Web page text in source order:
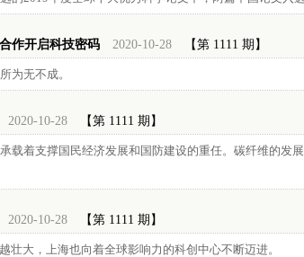
作开启科技密码 2020-10-28 【第 1111 期】
为无不成。
2020-10-28 【第 1111 期】
载着支撑国民经济发展和国防建设的重任。碳纤维的发
2020-10-28 【第 1111 期】
壮大，上海也向着全球影响力的科创中心不断迈进。